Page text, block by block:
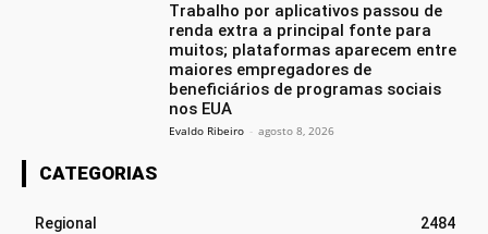
Trabalho por aplicativos passou de
renda extra a principal fonte para
muitos; plataformas aparecem entre
maiores empregadores de
beneficiários de programas sociais
nos EUA
Evaldo Ribeiro - agosto 8, 2026
CATEGORIAS
Regional 2484